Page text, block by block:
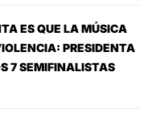
ES QUE LA MÚSICA
PRESIDENTA
7 SEMIFINALISTAS